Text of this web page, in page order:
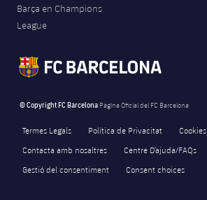
Barça en Champions
League
© Copyright FC Barcelona Pàgina Oficial del FC Barcelona
Termes Legals Política de Privacitat Cookies
Contacta amb nosaltres
Centre D’ajuda/FAQs
Gestió del consentiment
Consent choices